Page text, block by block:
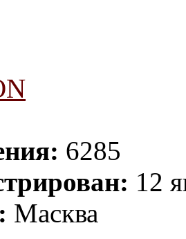
6285
12
Масква